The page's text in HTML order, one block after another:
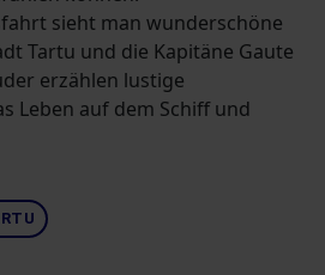
sieht man wunderschöne
Tartu und die Kapitäne Gaute
erzählen lustige
Leben auf dem Schiff und